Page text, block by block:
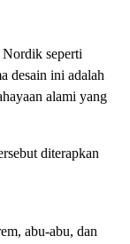
Nordik seperti
desain ini adalah
alami yang
diterapkan
abu-abu, dan